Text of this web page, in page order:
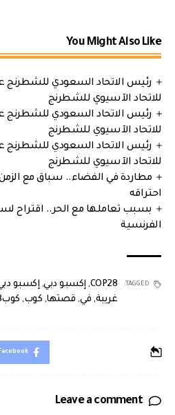
You Might Also Like
رئيس الاتحاد السعودي للشطرنج
للاتحاد الآسيوي للشطرنج
رئيس الاتحاد السعودي للشطرنج
للاتحاد الآسيوي للشطرنج
رئيس الاتحاد السعودي للشطرنج
للاتحاد الآسيوي للشطرنج
مطاردة في الفضاء.. سباق مع
احتراقه
بسبب تعاملها مع الحر.. اقتراح
الفرنسية
TAGGED:
COP28
, إكسبو دبي, إكسبو دبي
غريبة, في, قصتها, كوب, كوب28
Leave a comment